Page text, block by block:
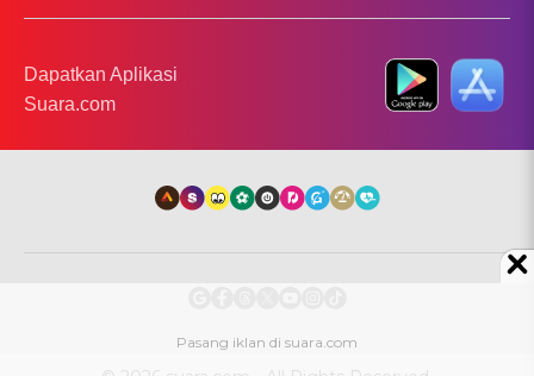
Dapatkan Aplikasi
Suara.com